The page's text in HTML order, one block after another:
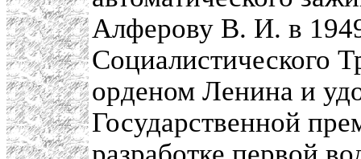
Алферову В. И. в
Социалистического
орденом Ленина и
Государственной